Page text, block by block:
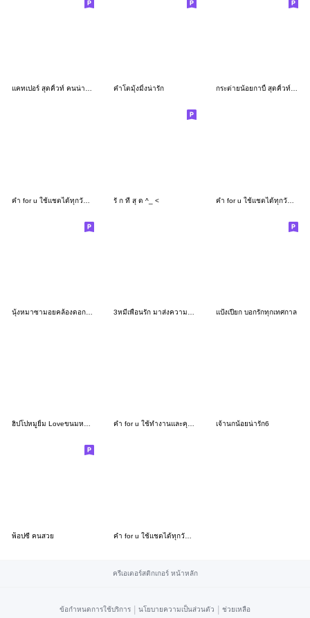
แคทเปอร์ สุดคิ้วท์ คนน่ารัก ใช้ได้ทุกวัน คำโตมุ้งมิ้งน่ารัก กระต่ายน้อยกาบี้ สุดคิ้วท์ ใช้ได้ทุกวัน
รั ก ที่ สุ ด ^_ < คำ for u ใช้แชตได้ทุกวันV.14
แป้งเปียก บอกรักทุกเทศกาล
ฮิปโปหมูยิ้ม Loveขนมหวาน คำ for u ใช้ทำงานและคุยได้ทุกวันV.9 เจ้านกน้อยน่ารัก6
พ็อปซี่ คนสวย
ครีเอเตอร์สติกเกอร์ หน้าหลัก
ข้อกำหนดการใช้บริการ | นโยบายความเป็นส่วนตัว | ช่วยเหลือ